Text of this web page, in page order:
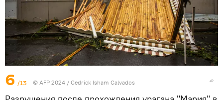
6 /13 © AFP 2024 / Cedrick Isham Calvados